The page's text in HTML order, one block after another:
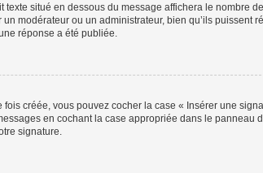
situé en dessous du message affichera le nombre
modérateur ou un administrateur, bien qu’ils puissent
réponse a été publiée.
créée, vous pouvez cocher la case « Insérer une
en cochant la case appropriée dans le panneau
signature.